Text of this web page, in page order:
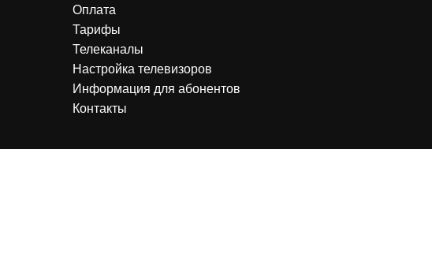
Телеканалы
Тарифы
Оплата
Настройка телевизоров
Информация для абонентов
Контакты